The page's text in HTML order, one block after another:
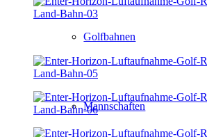
Golfbahnen
Mannschaften